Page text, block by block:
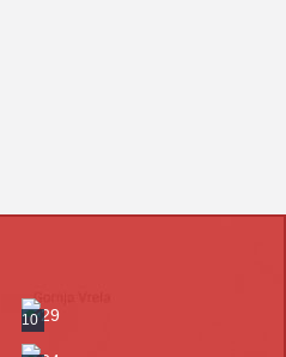
10